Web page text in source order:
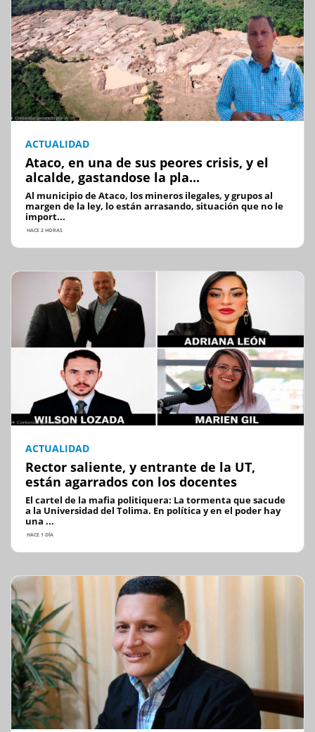
ACTUALIDAD
Ataco, en una de sus peores crisis, y el
alcalde, gastandose la pla...
Al municipio de Ataco, los mineros ilegales, y grupos al
margen de la ley, lo están arrasando, situación que no le
import...
HACE 2 HORAS
ACTUALIDAD
Rector saliente, y entrante de la UT,
están agarrados con los docentes
El cartel de la mafia politiquera: La tormenta que sacude
a la Universidad del Tolima. En política y en el poder hay
una ...
HACE 1 DÍA